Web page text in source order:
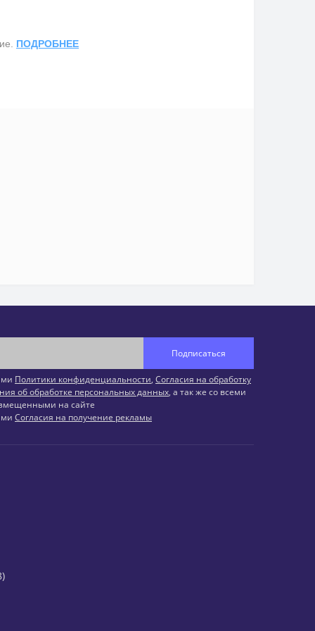
ПОДРОБНЕЕ
Подписаться
Политики конфиденциальности, Согласия на обработку
об обработке персональных данных, а так же со всеми
на сайте
Согласия на получение рекламы